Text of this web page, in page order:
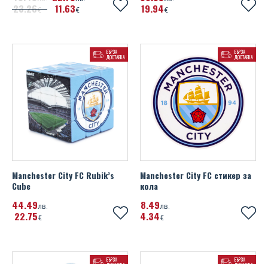
2326€ 11 63€ 19 94€
БЪРЗА
ДОСТАВКА
Manchester City FC Rubik’s
Cube
44 49лв.
22 75€
БЪРЗА
ДОСТАВКА
Manchester City FC стикер за
кола
8 49лв.
4 34€
БЪРЗА БЪРЗА